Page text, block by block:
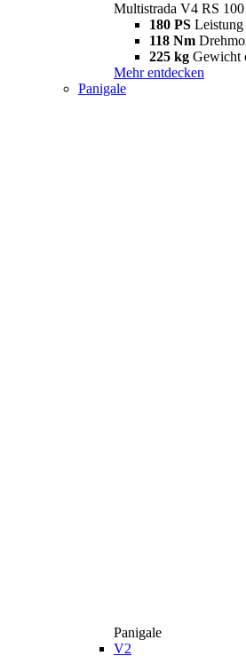
Multistrada V4 RS 100
180 PS Leistung
118 Nm
225 kg Gewicht
Mehr entdecken
Panigale
Panigale
V2